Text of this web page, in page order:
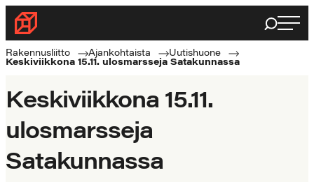
Siirry
suoraan
sisältöön
Rakennusliitto
Rakennusalan
ammattilaisten
Haku
Rakennusliitto Ajankohtaista
Uutishuone
Keskiviikkona 15.11. ulosmarsseja Satakunnassa
Keskiviikkona 15.11.
ulosmarsseja
Satakunnassa